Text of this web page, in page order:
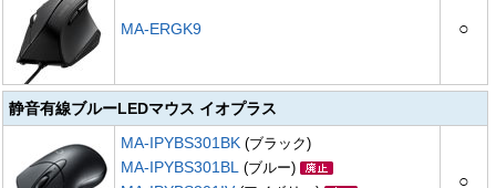
MA-ERGK9 ○
静音有線ブルーLEDマウス イオプラス
MA-IPYBS301BK (ブラック)
MA-IPYBS301BL (ブルー)
○